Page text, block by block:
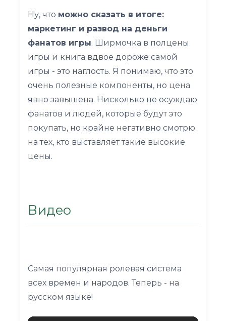
Ну, что можно сказать в итоге:
маркетинг и развод на деньги
фанатов игры. Ширмочка в полцены
игры и книга вдвое дороже самой
игры - это наглость. Я понимаю, что это
очень полезные компоненты, но цена
явно завышена. Нисколько не осуждаю
фанатов и людей, которые будут это
покупать, но крайне негативно смотрю
на тех, кто выставляет такие высокие
цены.
Видео
Самая популярная ролевая система
всех времен и народов. Теперь - на
русском языке!